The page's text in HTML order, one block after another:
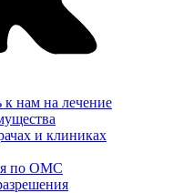
к нам на лечение
и клиниках
по ОМС